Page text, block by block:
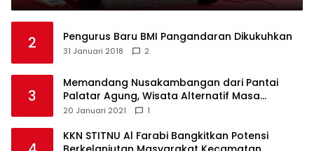
2 Pengurus Baru BMI Pangandaran Dikukuhkan
31 Januari 2018 2
3
Memandang Nusakambangan dari Pantai
Palatar Agung, Wisata Alternatif Masa
Pandemi
20 Januari 2021 1
KKN STITNU Al Farabi Bangkitkan Potensi